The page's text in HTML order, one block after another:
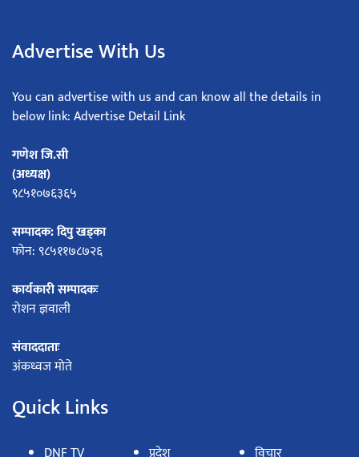
Advertise With Us
You can advertise with us and can know all the details in
below link: Advertise Detail Link
गणेश जि.सी
(अध्यक्ष)
९८५१०७६३६५
सम्पादक: दिपु खड्का
फोन: ९८५११७८७२६
कार्यकारी सम्पादकः
रोशन ज्ञवाली
संवाददाताः
अंकध्वज मोते
Quick Links